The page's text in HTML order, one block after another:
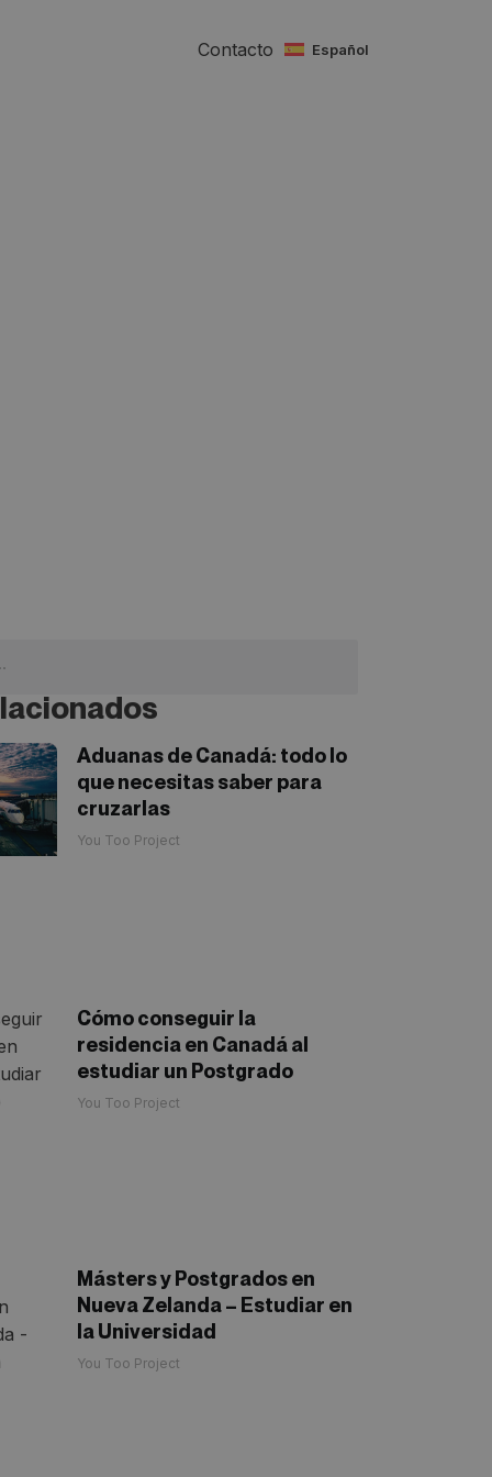
Contacto español
Aduanas de Canadá: todo lo
que necesitas saber para
cruzarlas
You Too Project
Cómo conseguir la
residencia en Canadá al
estudiar un Postgrado
You Too Project
Másters y Postgrados en
Nueva Zelanda – Estudiar en
la Universidad
You Too Project